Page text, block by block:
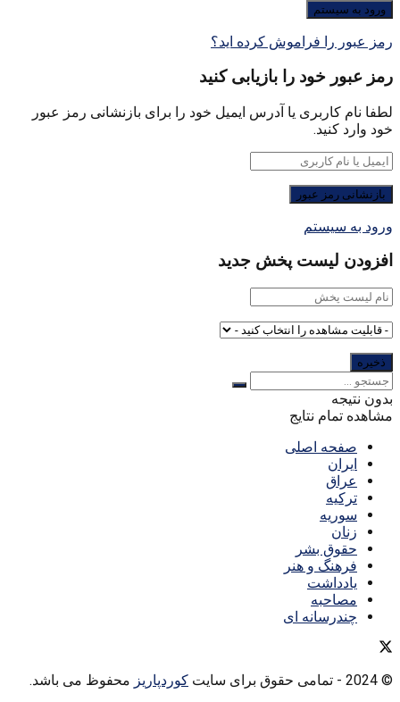
رمز عبور را فراموش کرده اید؟
رمز عبور خود را بازیابی کنید
لطفا نام کاربری یا آدرس ایمیل خود را برای بازنشانی رمز عبور
خود وارد کنید.
ورود به سیستم
افزودن لیست پخش جدید
بدون نتیجه
مشاهده تمام نتایج
صفحه اصلی
ایران
عراق
ترکیه
سوریه
زنان
حقوق بشر
فرهنگ و هنر
یادداشت
مصاحبه
چندرسانه ای
© 2024 - تمامی حقوق برای سایت کوردپاریز محفوظ می باشد.